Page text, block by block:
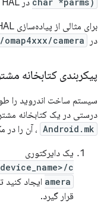
در
camera
پیکربندی کتابخانه
درستی در یک کتابخانه
Android.mk ، آن را
یک دایرکتوری
c
amera ایجاد کنید
قرار گیرد.